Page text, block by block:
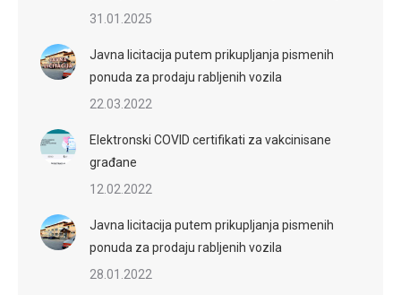
31.01.2025
Javna licitacija putem prikupljanja pismenih
ponuda za prodaju rabljenih vozila
22.03.2022
Elektronski COVID certifikati za vakcinisane
građane
12.02.2022
Javna licitacija putem prikupljanja pismenih
ponuda za prodaju rabljenih vozila
28.01.2022